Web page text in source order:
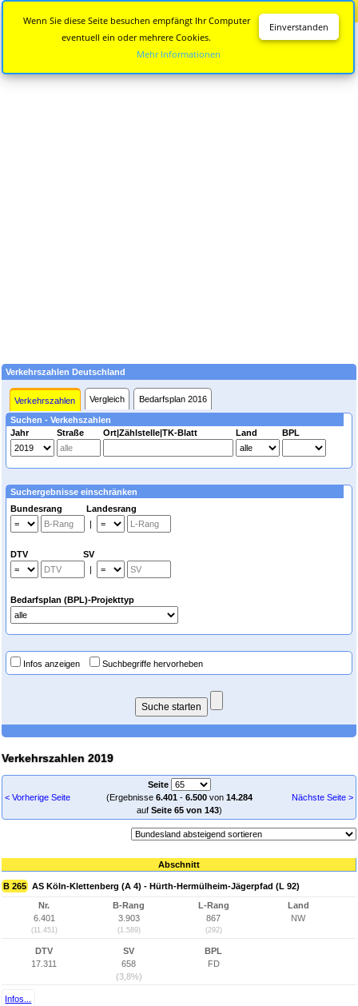
Verkehrszahlen Deutschland
Verkehrszahlen Vergleich Bedarfsplan 2016
Suchen - Verkehszahlen
Jahr
Straße Ort|Zählstelle|TK-Blatt Land BPL
Suchergebnisse einschränken
Bundesrang Landesrang
|
DTV SV
|
Bedarfsplan (BPL)-Projekttyp
Infos anzeigen Suchbegriffe hervorheben
Verkehrszahlen 2019
< Vorherige Seite
Seite
(Ergebnisse 6.401- 6.500von 14.284
auf Seite 65 von 143)
Nächste Seite >
Abschnitt
B 265 AS Köln-Klettenberg (A 4) - Hürth-Hermülheim-Jägerpfad (L 92)
Nr.
6.401
(11.451)
B-Rang
3.903
(1.589)
L-Rang
867
(292)
Land
NW
DTV
17.311
SV
658
(3,8%)
BPL
FD
Infos...
Einverstanden
Wenn Sie diese Seite besuchen empfängt Ihr Computer
eventuell ein oder mehrere Cookies.
Mehr Informationen